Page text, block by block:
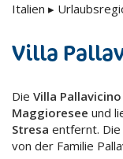
Italien ▸
Villa
Die Villa Pallavicino
Maggioresee und
Stresa entfernt. Die
von der Familie